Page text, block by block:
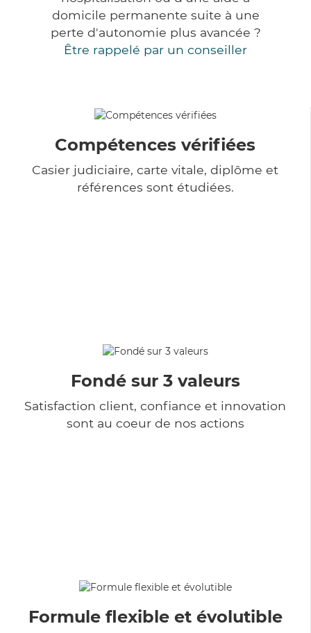
domicile permanente suite à une
perte d'autonomie plus avancée ?
Être rappelé par un conseiller
Compétences vérifiées
Casier judiciaire, carte vitale, diplôme et
références sont étudiées.
Fondé sur 3 valeurs
Satisfaction client, confiance et innovation
sont au coeur de nos actions
Formule flexible et évolutible